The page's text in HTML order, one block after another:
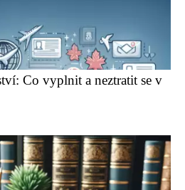
Co vyplnit a neztratit se v